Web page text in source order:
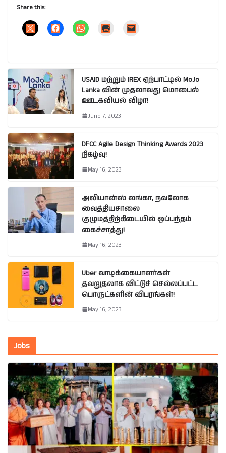
Share this:
USAID மற்றும் IREX ஏற்பாட்டில் MoJo
Lanka வின் முதலாவது மொபைல்
ஊடகவியல் விழா!
June 7, 2023
DFCC Agile Design Thinking Awards 2023
நிகழ்வு!
May 16, 2023
அலியான்ஸ் லங்கா, நவலோக
வைத்தியசாலை
குழுமத்திற்கிடையில் ஒப்பந்தம்
கைச்சாத்து!
May 16, 2023
Uber வாடிக்கையாளர்கள்
தவறுதலாக விட்டுச் செல்லப்பட்ட
பொருட்களின் விபரங்கள்!
May 16, 2023
Jobs